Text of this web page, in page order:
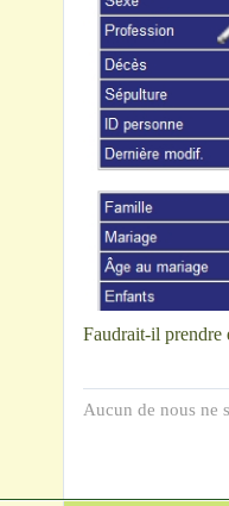
Faudrait-il prendre
Aucun de nous ne